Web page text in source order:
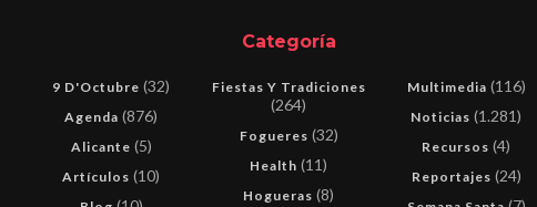
Categoría
9 D'Octubre (32)
Agenda (876)
Alicante (5)
Artículos (10)
Fiestas Y Tradiciones
(264)
Fogueres (32)
Health (11)
Hogueras (8)
Multimedia (116)
Noticias (1.281)
Recursos (4)
Reportajes (24)